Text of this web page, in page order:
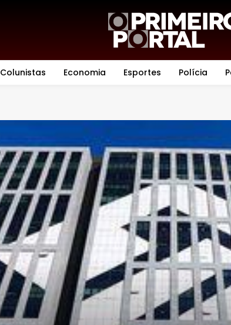
Colunistas Economia Esportes Polícia